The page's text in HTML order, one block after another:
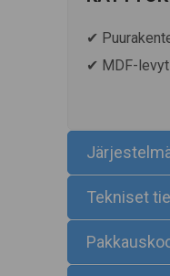
✔
✔ MDF-levyt
Tekniset